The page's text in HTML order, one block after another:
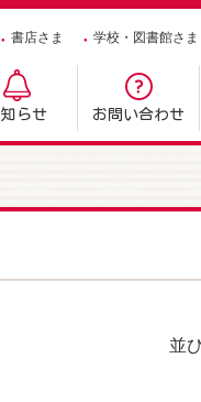
書店さま 学校・図書館さま
らせ お問い合わせ
並